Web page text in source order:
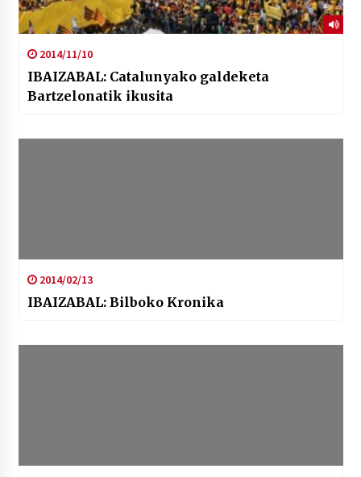
2014/11/10
IBAIZABAL: Catalunyako galdeketa
Bartzelonatik ikusita
2014/02/13
IBAIZABAL: Bilboko Kronika